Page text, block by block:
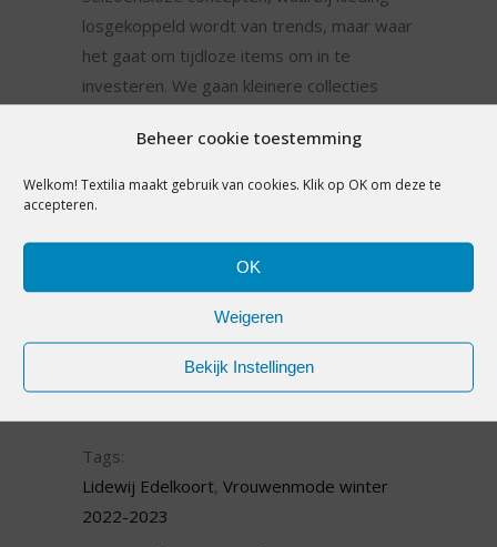
Beheer cookie toestemming
Welkom! Textilia maakt gebruik van cookies. Klik op OK om deze te
accepteren.
OK
Weigeren
Bekijk Instellingen
losgekoppeld wordt van trends, maar waar
het gaat om tijdloze items om in te
investeren. We gaan kleinere collecties
“We moeten naar minder consumptie.
Kledingstukken zijn van betere kwaliteit om
lang te kunnen gebruiken, door te geven of
fashion is tweedehands mode, zeker onder
jonge mensen is dat enorm in opkomst.”
Lees terug wat Lidewij Edelkoort vertelde
over de vrouwenmodetrends voor
2021-2022enzomer 2022.
Tags:
Lidewij Edelkoort, Vrouwenmode winter
2022-2023